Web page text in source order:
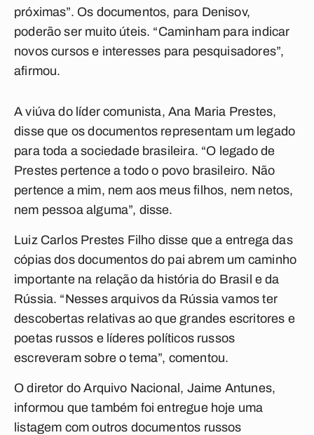
próximas”. Os documentos, para Denisov,
poderão ser muito úteis. “Caminham para indicar
novos cursos e interesses para pesquisadores”,
afirmou.
A viúva do líder comunista, Ana Maria Prestes,
disse que os documentos representam um legado
para toda a sociedade brasileira. “O legado de
Prestes pertence a todo o povo brasileiro. Não
pertence a mim, nem aos meus filhos, nem netos,
nem pessoa alguma”, disse.
Luiz Carlos Prestes Filho disse que a entrega das
cópias dos documentos do pai abrem um caminho
importante na relação da história do Brasil e da
Rússia. “Nesses arquivos da Rússia vamos ter
descobertas relativas ao que grandes escritores e
poetas russos e líderes políticos russos
escreveram sobre o tema”, comentou.
O diretor do Arquivo Nacional, Jaime Antunes,
informou que também foi entregue hoje uma
listagem com outros documentos russos